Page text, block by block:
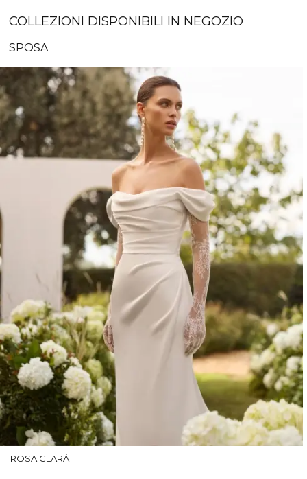
COLLEZIONI DISPONIBILI IN NEGOZIO
SPOSA
ROSA CLARÁ